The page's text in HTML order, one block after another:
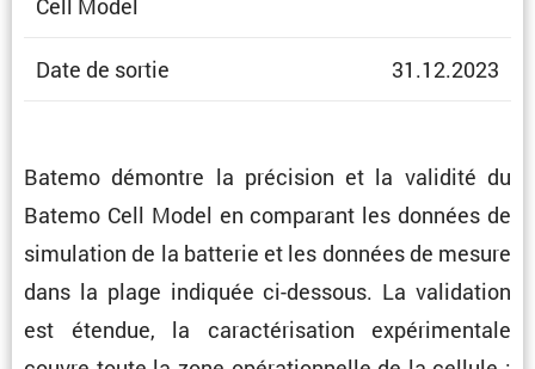
Date de sortie 31.12.2023
Batemo démontre la préci­sion et la validité du
Batemo Cell Model en compa­rant les données de
simula­tion de la batterie et les données de mesure
dans la plage indiquée ci-dessous. La valida­tion
est étendue, la carac­té­ri­sa­tion expéri­men­tale